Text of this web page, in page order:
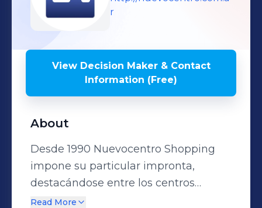
r
View Decision Maker & Contact
Information (Free)
About
Desde 1990 Nuevocentro Shopping
impone su particular impronta,
destacándose entre los centros
comerciales de Córdoba y del país,
Read More